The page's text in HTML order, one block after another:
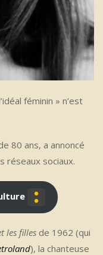
féminin » n’est
80 ans, a annoncé
réseaux sociaux.
les filles de 1962 (qui
), la chanteuse